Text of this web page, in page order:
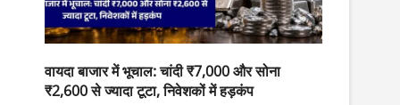
वायदा बाजार में भूचाल: चांदी ₹7,000 और सोना
₹2,600 से ज्यादा टूटा, निवेशकों में हड़कंप